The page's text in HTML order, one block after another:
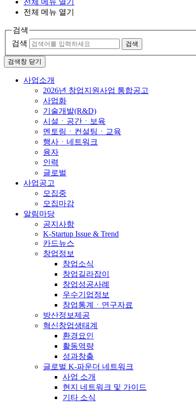
전체 메뉴 열기
검색
검색
검색
검색창 닫기
사업소개
2026년 창업지원사업 통합공고
사업화
기술개발(R&D)
시설ㆍ공간ㆍ보육
멘토링ㆍ컨설팅ㆍ교육
행사ㆍ네트워크
융자
인력
글로벌
사업공고
모집중
모집마감
알림마당
공지사항
K-Startup Issue & Trend
카드뉴스
창업정보
창업소식
창업길라잡이
창업성공사례
우수기업정보
창업통계ㆍ연구자료
방산정보제공
혁신창업생태계
환경요인
활동역량
성과창출
글로벌 K-파운더 네트워크
사업 소개
현지 네트워크 및 가이드
기타 소식